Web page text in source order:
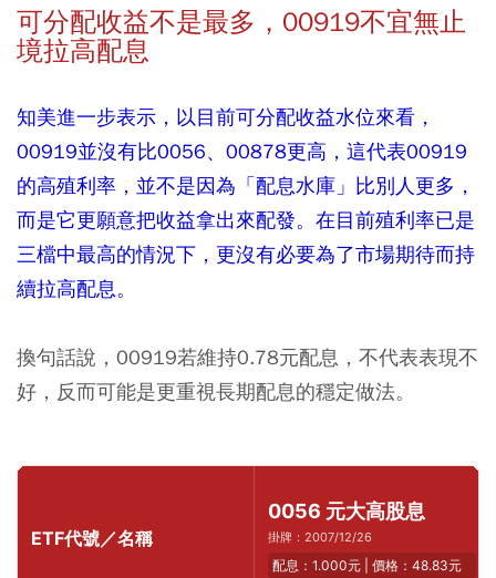
可分配收益不是最多，00919不宜無止
境拉高配息
知美進一步表示，以目前可分配收益水位來看，
00919並沒有比0056、00878更高，這代表00919
的高殖利率，並不是因為「配息水庫」比別人更多，
而是它更願意把收益拿出來配發。在目前殖利率已是
三檔中最高的情況下，更沒有必要為了市場期待而持
續拉高配息。
換句話說，00919若維持0.78元配息，不代表表現不
好，反而可能是更重視長期配息的穩定做法。
ETF代號／名稱
0056 元大高股息
掛牌：2007/12/26
配息：1.000元 | 價格：48.83元